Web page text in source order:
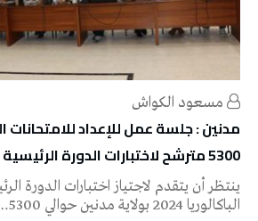
مسعود الكواش
مدنين : جلسة عمل للإعداد للامتحانات
5300 مترشح لاختبارات الدورة الرئيسية للباكالوريا 2024
ينتظر أن يتقدم لاجتياز اختبارات الدورة
الباكالوريا 2024 بولاية مدنين حوالي 5300…